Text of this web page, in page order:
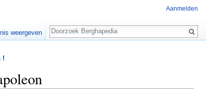
!
Aanmelden
weergeven
Zoeken